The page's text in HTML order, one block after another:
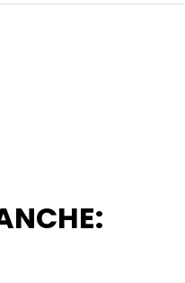
stated above. If you click on